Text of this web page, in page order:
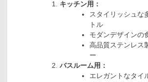
キッチン用：
スタイリッシュな
トル
モダンデザインの
高品質ステンレス
ー
バスルーム用：
エレガントなタイ